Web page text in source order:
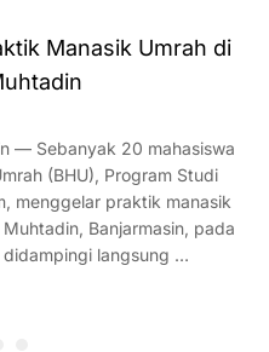
Manasik Umrah di
— Sebanyak 20 mahasiswa
(BHU), Program Studi
menggelar praktik manasik
Banjarmasin, pada
langsung …